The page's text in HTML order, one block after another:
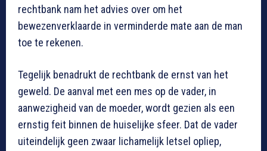
rechtbank nam het advies over om het
bewezenverklaarde in verminderde mate aan de man
toe te rekenen.
Tegelijk benadrukt de rechtbank de ernst van het
geweld. De aanval met een mes op de vader, in
aanwezigheid van de moeder, wordt gezien als een
ernstig feit binnen de huiselijke sfeer. Dat de vader
uiteindelijk geen zwaar lichamelijk letsel opliep,